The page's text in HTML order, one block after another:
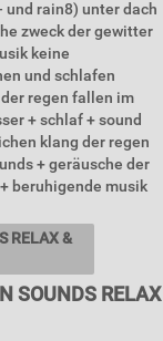
rain8) unter dach
zweck der gewitter
keine
und schlafen
regen fallen im
+ schlaf + sound
klang der regen
+ geräusche der
beruhigende musik
RELAX &
SOUNDS RELAX